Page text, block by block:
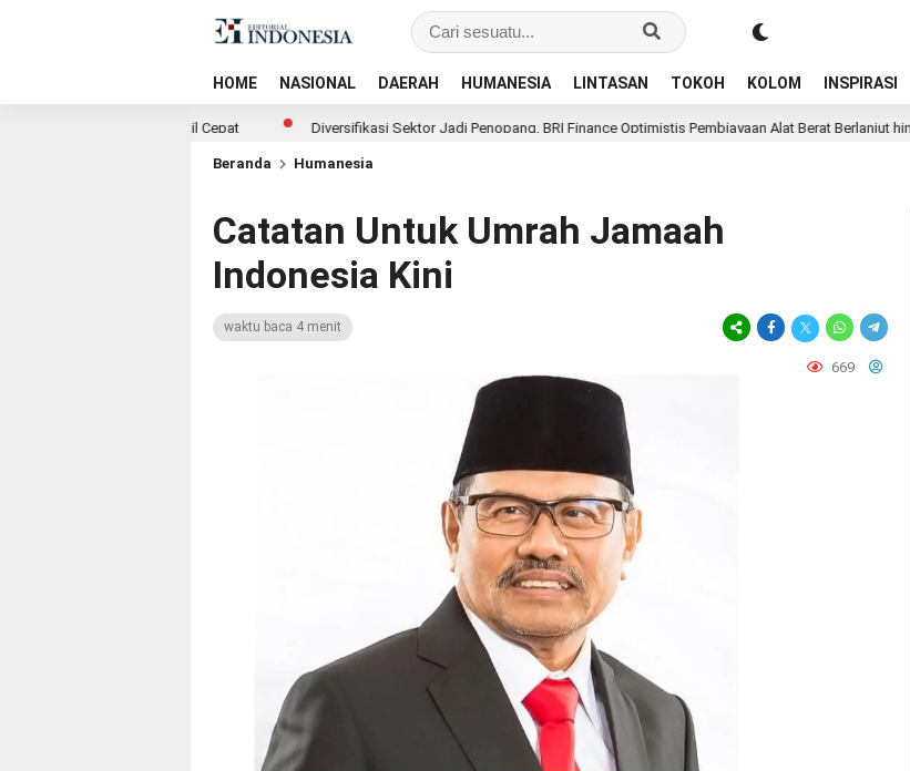
HOME NASIONAL DAERAH HUMANESIA LINTASAN TOKOH KOLOM INSPIRASI
Diversifikasi Sektor Jadi Penopang, BRI Finance Optimistis Pembiayaan Alat Berat Berlanjut hingga Akhir 2026
Beranda Humanesia
Catatan Untuk Umrah Jamaah
Indonesia Kini
waktu baca 4 menit
669